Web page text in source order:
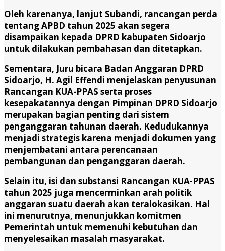
Oleh karenanya, lanjut Subandi, rancangan perda
tentang APBD tahun 2025 akan segera
disampaikan kepada DPRD kabupaten Sidoarjo
untuk dilakukan pembahasan dan ditetapkan.
Sementara, Juru bicara Badan Anggaran DPRD
Sidoarjo, H. Agil Effendi menjelaskan penyusunan
Rancangan KUA-PPAS serta proses
kesepakatannya dengan Pimpinan DPRD Sidoarjo
merupakan bagian penting dari sistem
penganggaran tahunan daerah. Kedudukannya
menjadi strategis karena menjadi dokumen yang
menjembatani antara perencanaan
pembangunan dan penganggaran daerah.
Selain itu, isi dan substansi Rancangan KUA-PPAS
tahun 2025 juga mencerminkan arah politik
anggaran suatu daerah akan teralokasikan. Hal
ini menurutnya, menunjukkan komitmen
Pemerintah untuk memenuhi kebutuhan dan
menyelesaikan masalah masyarakat.